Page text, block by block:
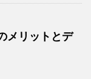
メリットとデ